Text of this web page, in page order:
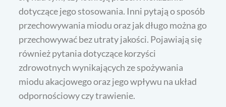
dotyczące jego stosowania. Inni pytają o sposób
przechowywania miodu oraz jak długo można go
przechowywać bez utraty jakości. Pojawiają się
również pytania dotyczące korzyści
zdrowotnych wynikających ze spożywania
miodu akacjowego oraz jego wpływu na układ
odpornościowy czy trawienie.